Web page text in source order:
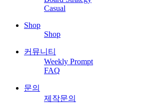
Casual
Shop
Shop
커뮤니티
Weekly Prompt
FAQ
문의
제작문의